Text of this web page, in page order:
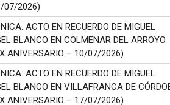
07/2026)
ACTO EN RECUERDO DE MIGUEL
BLANCO EN COLMENAR DEL ARROYO
ANIVERSARIO – 10/07/2026)
ACTO EN RECUERDO DE MIGUEL
BLANCO EN VILLAFRANCA DE
ANIVERSARIO – 17/07/2026)